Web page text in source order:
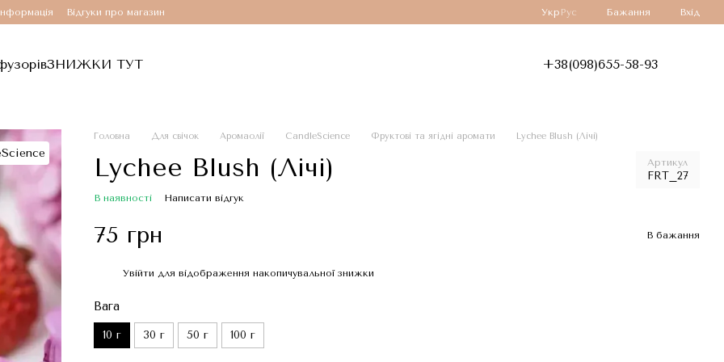
Відгуки про магазин Укр Рус Бажання Вхід
ЗНИЖКИ ТУТ +38(098)655-58-93
Головна Для свічок Аромаолії CandleScience Фруктові та ягідні аромати Lychee Blush (Лічі)
Lychee Blush (Лічі) Артикул
FRT_27
В наявності Написати відгук
75 грн В бажання
Увійти для відображення накопичувальної знижки
Вага
10 г 30 г 50 г 100 г